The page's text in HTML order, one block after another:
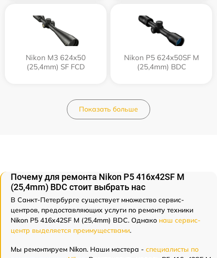
Nikon M3 624x50
(25,4mm) SF FCD
Nikon P5 624x50SF M
(25,4mm) BDC
Показать больше
Почему для ремонта Nikon P5 416x42SF M
(25,4mm) BDC стоит выбрать нас
В Санкт-Петербурге существует множество сервис-
центров, предоставляющих услуги по ремонту техники
Nikon P5 416x42SF M (25,4mm) BDC. Однако наш сервис-
центр выделяется преимуществами.
Мы ремонтируем Nikon. Наши мастера - специалисты по